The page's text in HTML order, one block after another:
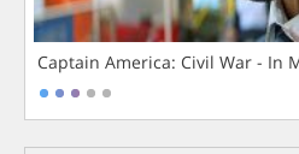
Captain America: Civil War - In